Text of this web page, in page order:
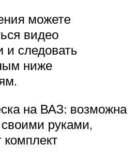
можете
видео
и следовать
ниже
на ВАЗ: возможна
руками,
комплект